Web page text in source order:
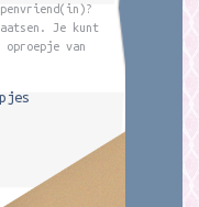
Je kunt
van